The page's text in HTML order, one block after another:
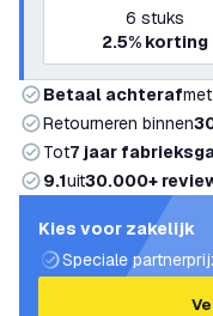
6 stuks
2.5% korting
Betaal achterafmet
Retourneren binnen
Tot7 jaar
9.1uit30.000+
Kies voor zakelijk
Speciale